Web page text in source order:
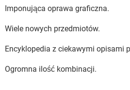
Imponująca oprawa graficzna.
Wiele nowych przedmiotów.
Encyklopedia z ciekawymi opisami
Ogromna ilość kombinacji.